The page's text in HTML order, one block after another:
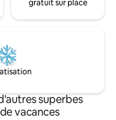
gratuit sur place
superbes
vacances